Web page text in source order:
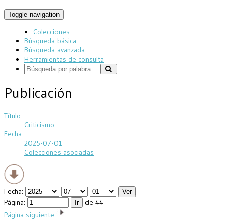
Toggle navigation
Colecciones
Búsqueda básica
Búsqueda avanzada
Herramientas de consulta
Publicación
Título:
Criticismo.
Fecha:
2025-07-01
Colecciones asociadas
Fecha:
Página:
de 44
Página siguiente